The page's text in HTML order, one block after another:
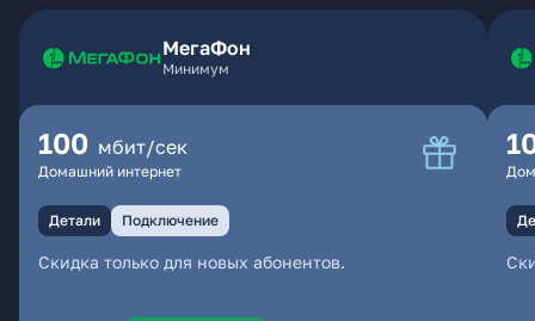
МегаФон
Минимум
100 мбит/сек
Домашний интернет
Детали Подключение
Скидка только для новых абонентов.